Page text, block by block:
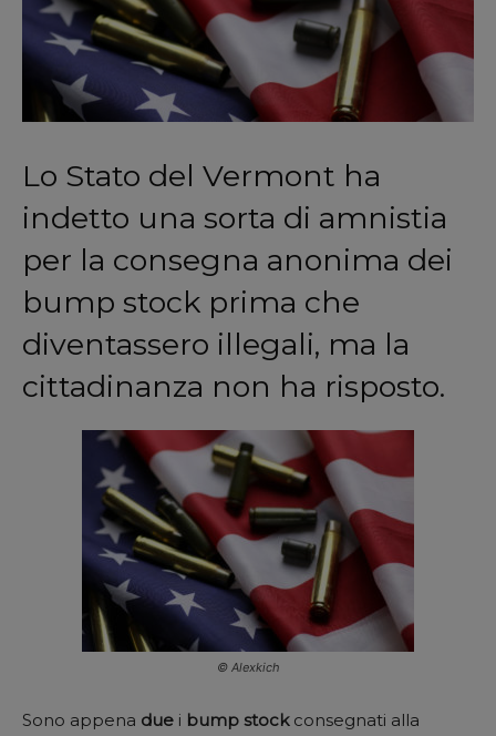
Lo Stato del Vermont ha
indetto una sorta di amnistia
per la consegna anonima dei
bump stock prima che
diventassero illegali, ma la
cittadinanza non ha risposto.
© Alexkich
Sono appena due i bump stockconsegnati alla